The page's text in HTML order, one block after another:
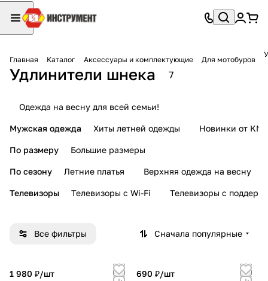
Главная Каталог Аксессуары и комплектующие Для мотобуров
Удлинители шнека 7
Одежда на весну для всей семьи!
Мужская одежда Хиты летней одежды Новинки от KMI
По размеру Большие размеры
По сезону Летние платья Верхняя одежда на весну
Телевизоры Телевизоры с Wi-Fi Телевизоры с
Все фильтры Сначала популярные
1 980 ₽/шт
690 ₽/шт